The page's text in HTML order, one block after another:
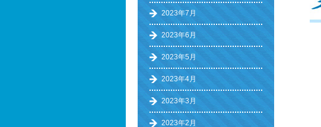
2023年7月
2023年6月
2023年5月
2023年4月
2023年3月
2023年2月